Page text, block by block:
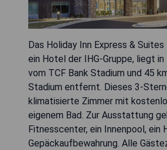
Das Holiday Inn Express &
ein Hotel der IHG-Gruppe, liegt in
vom TCF Bank Stadium und 45
Stadium entfernt. Dieses 3-
klimatisierte Zimmer mit
eigenem Bad. Zur Ausstattung
Fitnesscenter, ein Innenpool, ein
Gepäckaufbewahrung. Alle